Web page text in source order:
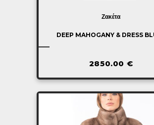
Ζακέτα
DEEP MAHOGANY & DRESS
2850.00 €